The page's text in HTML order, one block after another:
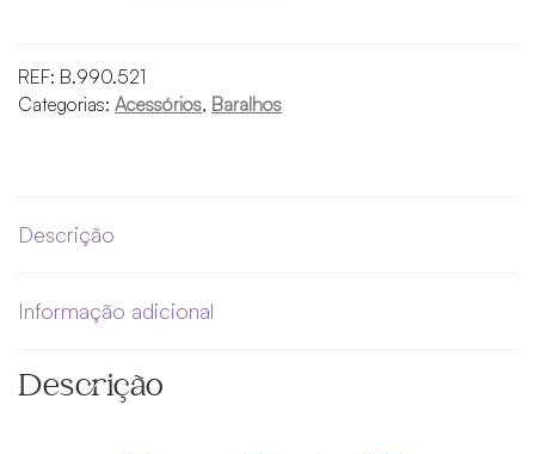
Tarot
em
Bolsa
Bordado
REF: B.990.521
Categorias: Acessórios, Baralhos
Descrição
Informação adicional
Descrição